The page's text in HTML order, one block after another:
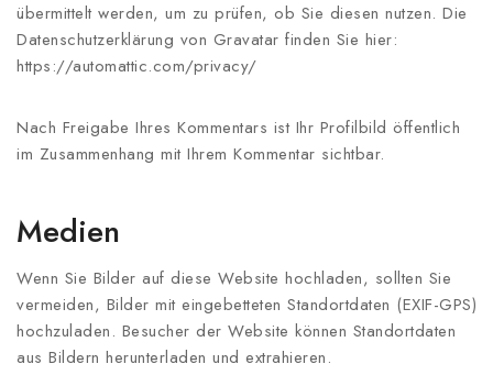
übermittelt werden, um zu prüfen, ob Sie diesen nutzen. Die
Datenschutzerklärung von Gravatar finden Sie hier:
https://automattic.com/privacy/
Nach Freigabe Ihres Kommentars ist Ihr Profilbild öffentlich
im Zusammenhang mit Ihrem Kommentar sichtbar.
Medien
Wenn Sie Bilder auf diese Website hochladen, sollten Sie
vermeiden, Bilder mit eingebetteten Standortdaten (EXIF-GPS)
hochzuladen. Besucher der Website können Standortdaten
aus Bildern herunterladen und extrahieren.